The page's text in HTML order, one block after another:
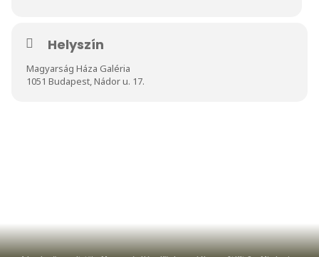
Helyszín
Magyarság Háza Galéria
1051 Budapest, Nádor u. 17.